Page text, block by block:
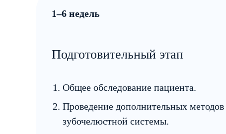
1–6 недель
Подготовительный этап
Общее обследование пациента.
Проведение дополнительных
зубочелюстной системы.